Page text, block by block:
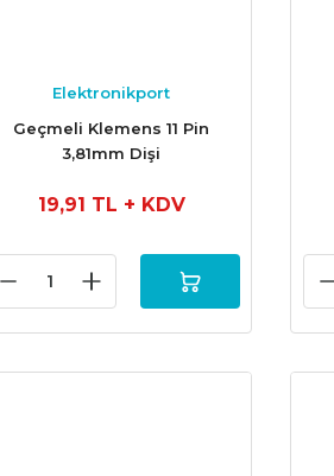
Elektronikport
Geçmeli Klemens 11 Pin
3,81mm Dişi
19,91 TL + KDV